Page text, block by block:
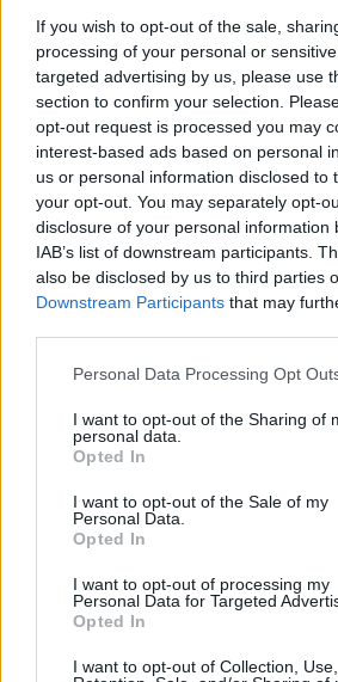
If you wish to opt-out of the sale,
processing of your personal or
targeted advertising by us, please use
section to confirm your selection.
opt-out request is processed you may
interest-based ads based on personal
us or personal information disclosed to
your opt-out. You may separately opt-
disclosure of your personal information
IAB’s list of downstream participants.
also be disclosed by us to third parties
Downstream Participants that may
Personal Data Processing Opt
I want to opt-out of the Sharing of
personal data.
Opted In
I want to opt-out of the Sale of my
Personal Data.
Opted In
I want to opt-out of processing my
Personal Data for Targeted
Opted In
I want to opt-out of Collection, Use,
2026. augusztus 07., péntek
Moszkva: nem
románok
gesztusát, de nem
nélkül egy követségi
kiutasítása